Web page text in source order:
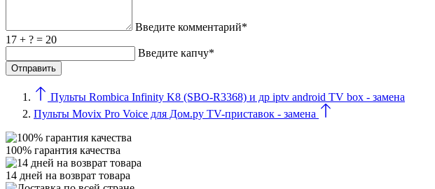
Введите комментарий*
17 + ? = 20
Введите капчу*
Пульты Rombica Infinity K8 (SBO-R3368) и др iptv android TV box - замена
Пульты Movix Pro Voice для Дом.ру TV-приставок - замена
100% гарантия качества
14 дней на возврат товара